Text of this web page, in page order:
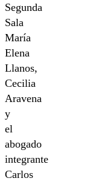
Segunda
Sala
María
Elena
Llanos,
Cecilia
Aravena
y
el
abogado
integrante
Carlos